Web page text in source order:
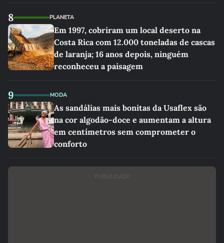
8 PLANETA
Em 1997, cobriram um local deserto na
Costa Rica com 12.000 toneladas de cascas
de laranja; 16 anos depois, ninguém
reconheceu a paisagem
9 MODA
As sandálias mais bonitas da Usaflex são
na cor algodão-doce e aumentam a altura
em centímetros sem comprometer o
conforto
PUBLICIDADE